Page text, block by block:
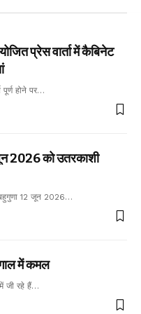
प्रेस वार्ता में कैबिनेट
होने पर…
2026 को उतरकाशी
बहुगुणा 12 जून 2026…
में कमल
जी रहे हैं…